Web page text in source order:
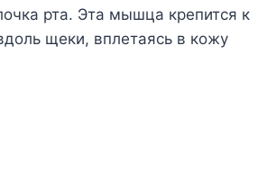
рта. Эта мышца крепится к
щеки, вплетаясь в кожу